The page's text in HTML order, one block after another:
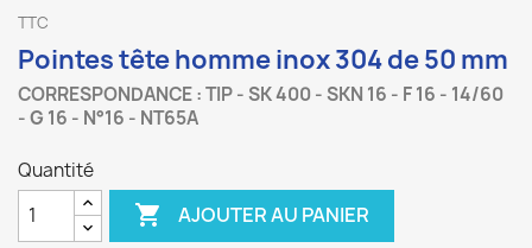
TTC
Pointes tête homme inox 304 de 50 mm
CORRESPONDANCE : TIP - SK 400 - SKN 16 - F 16 - 14/60
- G 16 - N°16 - NT65A
Quantité
 AJOUTER AU PANIER